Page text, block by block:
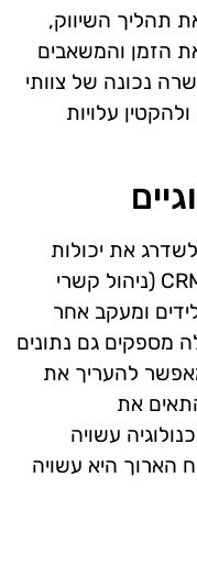
תהליך השיווק,
הזמן והמשאבים
נכונה של צוותי
עלויות
את יכולות
המכירה ולמזער עלויות. מערכות CRM (ניהול קשרי
ומעקב אחר
מספקים גם נתונים
להעריך את
את
עשויה
הארוך היא עשויה